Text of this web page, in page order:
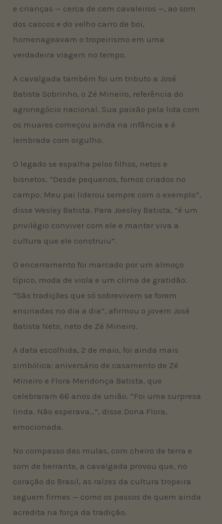
e crianças — cerca de cem cavaleiros —, ao som
dos cascos e do velho carro de boi,
homenageavam o tropeirismo em uma
verdadeira viagem no tempo.
A cavalgada também foi um tributo a José
Batista Sobrinho, o Zé Mineiro, referência do
agronegócio nacional. Sua paixão pela lida com
os muares começou ainda na infância e é
lembrada com orgulho.
O legado se espalha pelos filhos, netos e
bisnetos. “Desde pequenos, fomos criados no
campo. Meu pai liderou sempre com o exemplo”,
disse Wesley Batista. Para Joesley Batista, “é um
privilégio conviver com ele e manter viva a
cultura que ele construiu”.
O encerramento foi marcado por um almoço
típico, moda de viola e um clima de gratidão.
“São tradições que só sobrevivem se forem
ensinadas no dia a dia”, afirmou o jovem José
Batista Neto, neto de Zé Mineiro.
A data escolhida, 2 de maio, foi ainda mais
simbólica: aniversário de casamento de Zé
Mineiro e Flora Mendonça Batista, que
celebraram 66 anos de união. “Foi uma surpresa
linda. Não esperava…”, disse Dona Flora,
emocionada.
No compasso das mulas, com cheiro de terra e
som de berrante, a cavalgada provou que, no
coração do Brasil, as raízes da cultura tropeira
seguem firmes — como os passos de quem ainda
acredita na força da tradição.